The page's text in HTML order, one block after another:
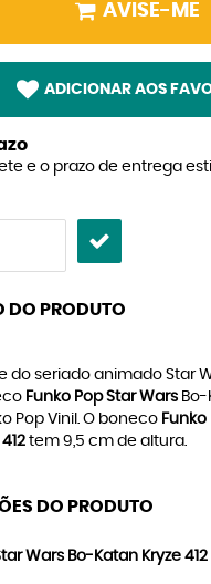
AVISE-ME
ADICIONAR AOS
e o prazo de entrega
DO PRODUTO
do seriado animado Star
Funko Pop Star Wars
Pop Vinil. O boneco Funko
tem 9,5 cm de altura.
DO PRODUTO
Wars Bo-Katan Kryze